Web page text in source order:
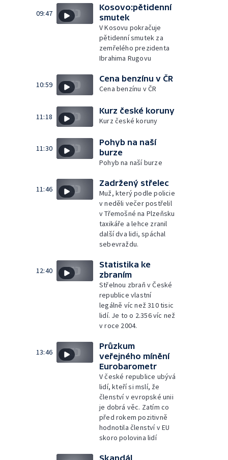
09:47
Kosovo:pětidenní
smutek
V Kosovu pokračuje
pětidenní smutek za
zemřelého prezidenta
Ibrahima Rugovu
10:59
Cena benzínu v ČR
Cena benzínu v ČR
11:18
Kurz české koruny
Kurz české koruny
11:30
Pohyb na naší
burze
Pohyb na naší burze
11:46
Zadržený střelec
Muž, který podle policie
v neděli večer postřelil
v Třemošné na Plzeňsku
taxikáře a lehce zranil
další dva lidi, spáchal
sebevraždu.
12:40
Statistika ke
zbraním
Střelnou zbraň v České
republice vlastní
legálně víc než 310 tisic
lidí. Je to o 2.356 víc než
v roce 2004.
13:46
Průzkum
veřejného mínění
Eurobarometr
V české republice ubývá
lidí, kteří si mslí, že
členství v evropské unii
je dobrá věc. Zatím co
před rokem pozitivně
hodnotila členství v EU
skoro polovina lidí
Skandál